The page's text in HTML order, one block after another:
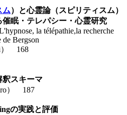
ム）と心霊論（スピリティスム）
眠・テレパシー・心霊研究
la télépathie,la recherche
de Bergson
） 168
釈スキーマ
） 187
の実践と評価